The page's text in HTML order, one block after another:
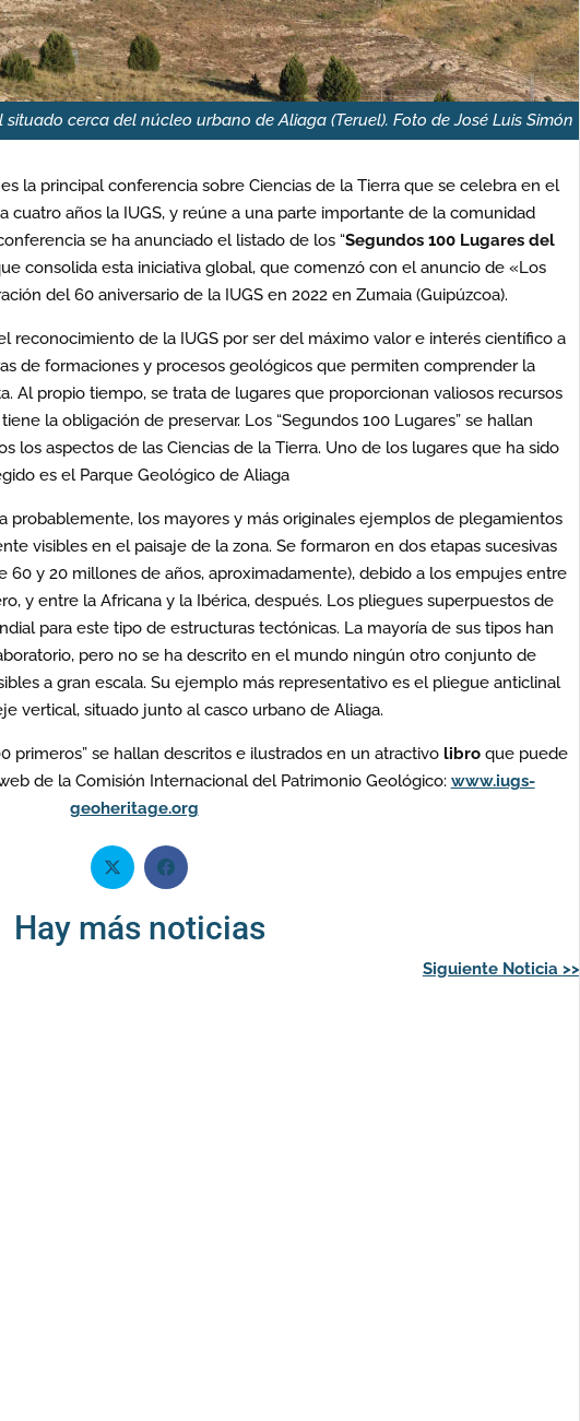
cerca del núcleo urbano de Aliaga (Teruel). Foto de José Luis Simón
es la principal conferencia sobre Ciencias de la Tierra que se celebra en el
cuatro años la IUGS, y reúne a una parte importante de la comunidad
se ha anunciado el listado de los “Segundos 100 Lugares del
consolida esta iniciativa global, que comenzó con el anuncio de «Los
del 60 aniversario de la IUGS en 2022 en Zumaia (Guipúzcoa).
reconocimiento de la IUGS por ser del máximo valor e interés científico a
de formaciones y procesos geológicos que permiten comprender la
Al propio tiempo, se trata de lugares que proporcionan valiosos recursos
la obligación de preservar. Los “Segundos 100 Lugares” se hallan
los aspectos de las Ciencias de la Tierra. Uno de los lugares que ha sido
es el Parque Geológico de Aliaga
probablemente, los mayores y más originales ejemplos de plegamientos
visibles en el paisaje de la zona. Se formaron en dos etapas sucesivas
60 y 20 millones de años, aproximadamente), debido a los empujes entre
y entre la Africana y la Ibérica, después. Los pliegues superpuestos de
para este tipo de estructuras tectónicas. La mayoría de sus tipos han
pero no se ha descrito en el mundo ningún otro conjunto de
a gran escala. Su ejemplo más representativo es el pliegue anticlinal
vertical, situado junto al casco urbano de Aliaga.
primeros” se hallan descritos e ilustrados en un atractivo libro que puede
de la Comisión Internacional del Patrimonio Geológico: www.iugs-
geoheritage.org
Hay más noticias
Siguiente Noticia >>